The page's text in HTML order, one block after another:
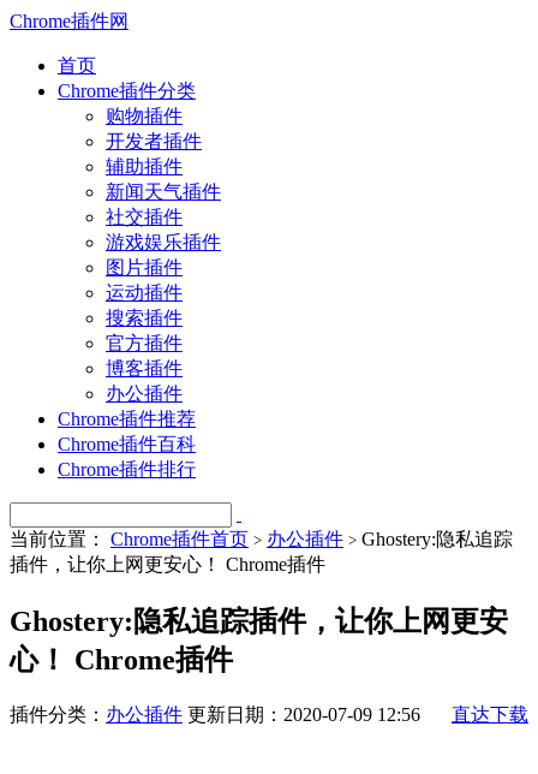
Chrome插件网
首页
Chrome插件分类
购物插件
开发者插件
辅助插件
新闻天气插件
社交插件
游戏娱乐插件
图片插件
运动插件
搜索插件
官方插件
博客插件
办公插件
Chrome插件推荐
Chrome插件百科
Chrome插件排行
当前位置： Chrome插件首页 > 办公插件 > Ghostery:隐私追踪
插件，让你上网更安心！ Chrome插件
Ghostery:隐私追踪插件，让你上网更安
心！ Chrome插件
插件分类： 办公插件 更新日期：2020-07-09 12:56 直达下载